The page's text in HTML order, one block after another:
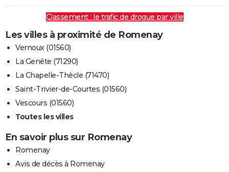
Classement : le trafic de drogue par ville
Les villes à proximité de Romenay
Vernoux (01560)
La Genête (71290)
La Chapelle-Thècle (71470)
Saint-Trivier-de-Courtes (01560)
Vescours (01560)
Toutes les villes
En savoir plus sur Romenay
Romenay
Avis de décès à Romenay